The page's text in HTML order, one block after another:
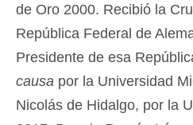
de Oro 2000. Recibió la
República Federal de
Presidente de esa
causa por la Universidad
Nicolás de Hidalgo, por la